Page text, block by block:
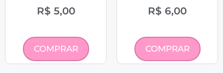
R$ 5,00
COMPRAR
R$ 6,00
COMPRAR